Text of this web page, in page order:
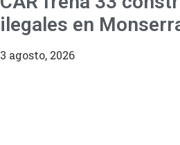
ilegales en
3 agosto, 2026